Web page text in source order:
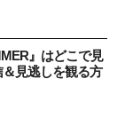
』はどこで見
見逃しを観る方